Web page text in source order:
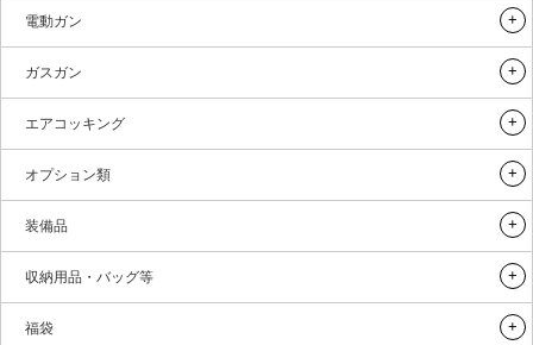
電動ガン
ガスガン
エアコッキング
オプション類
装備品
収納用品・バッグ等
福袋